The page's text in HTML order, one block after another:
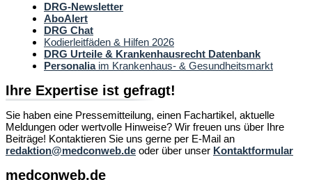
DRG-Newsletter
AboAlert
DRG Chat
Kodierleitfäden & Hilfen 2026
DRG Urteile & Krankenhausrecht Datenbank
Personaliaim Krankenhaus- & Gesundheitsmarkt
Ihre Expertise ist gefragt!
Sie haben eine Pressemitteilung, einen Fachartikel, aktuelle
Meldungen oder wertvolle Hinweise? Wir freuen uns über Ihre
Beiträge! Kontaktieren Sie uns gerne per E-Mail an
redaktion@medconweb.de oder über unser Kontaktformular
medconweb.de